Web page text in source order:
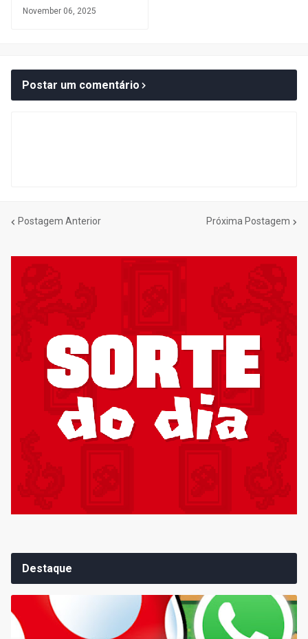
November 06, 2025
Postar um comentário
Postagem Anterior Próxima Postagem
Destaque